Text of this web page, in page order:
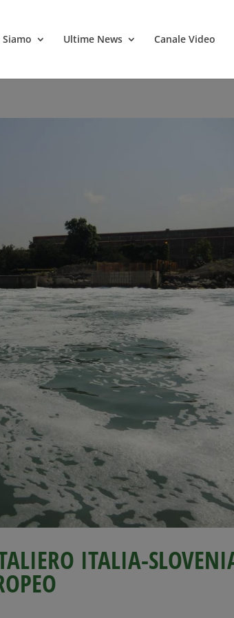
Siamo Ultime News Canale Video
ITALIA-